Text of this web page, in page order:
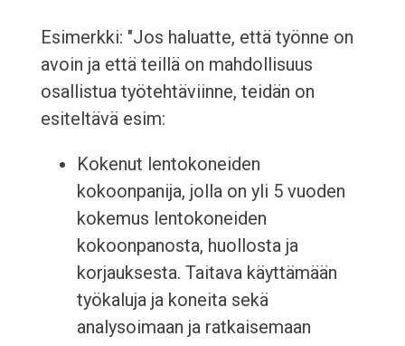
Esimerkki: "Jos haluatte, että työnne on
avoin ja että teillä on mahdollisuus
osallistua työtehtäviinne, teidän on
esiteltävä esim:
Kokenut lentokoneiden
kokoonpanija, jolla on yli 5 vuoden
kokemus lentokoneiden
kokoonpanosta, huollosta ja
korjauksesta. Taitava käyttämään
työkaluja ja koneita sekä
analysoimaan ja ratkaisemaan